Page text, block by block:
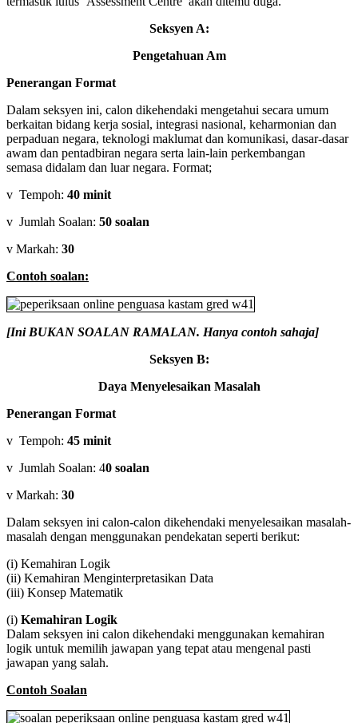
Seksyen A:
Pengetahuan Am
Penerangan Format
Dalam seksyen ini, calon dikehendaki mengetahui secara umum
berkaitan bidang kerja sosial, integrasi nasional, keharmonian dan
perpaduan negara, teknologi maklumat dan komunikasi, dasar-dasar
awam dan pentadbiran negara serta lain-lain perkembangan
semasa didalam dan luar negara. Format;
v Tempoh: 40 minit
v Jumlah Soalan: 50 soalan
v Markah: 30
Contoh soalan:
[Ini BUKAN SOALAN RAMALAN. Hanya contoh sahaja]
Seksyen B:
Daya Menyelesaikan Masalah
Penerangan Format
v Tempoh: 45 minit
v Jumlah Soalan: 40 soalan
v Markah: 30
Dalam seksyen ini calon-calon dikehendaki menyelesaikan masalah-
masalah dengan menggunakan pendekatan seperti berikut:
(i) Kemahiran Logik
(ii) Kemahiran Menginterpretasikan Data
(iii) Konsep Matematik
(i) Kemahiran Logik
Dalam seksyen ini calon dikehendaki menggunakan kemahiran
logik untuk memilih jawapan yang tepat atau mengenal pasti
jawapan yang salah.
Contoh Soalan